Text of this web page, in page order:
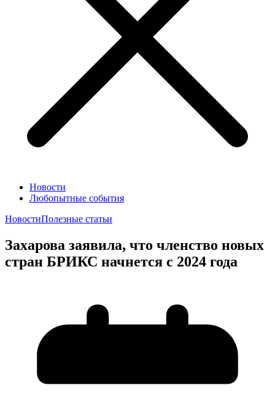
Новости
Любопытные события
НовостиПолезные статьи
Захарова заявила, что членство новых
стран БРИКС начнется с 2024 года